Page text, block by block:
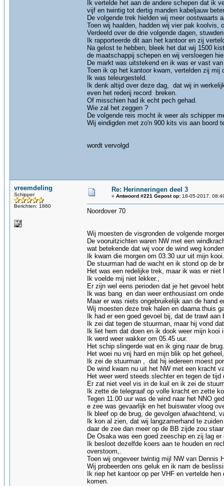
Ik vertelde het aan de andere schepen dat ik
vijf en twintig tot dertig manden kabeljauw
De volgende trek hielden wij meer oostwaarts
Toen wij haalden, hadden wij vier pak koolvis,
Verdeeld over de drie volgende dagen,
Ik rapporteerde dit aan het kantoor en zij
Na gelost te hebben, bleek het dat wij 1500
de maatschappij schepen en wij versloegen
De markt was uitstekend en ik was er vast
Toen ik op het kantoor kwam, vertelden zij mij
Ik was teleurgesteld.
Ik denk altijd over deze dag, dat wij in
even het rederij record breken.
Of misschien had ik echt pech gehad.
Wie zal het zeggen ?
De volgende reis mocht ik weer als schipper
Wij eindigden met zo'n 900 kits vis aan boord
wordt vervolgd
vreemdeling
Schipper
Berichten: 1860
Re: Herinneringen deel 3
« Antwoord #221 Gepost op: 18-05-2017,
Noordover 70
Wij moesten de visgronden de volgende
De vooruitzichten waren NW met een
wat betekende dat wij voor de wind weg
Ik kwam die morgen om 03.30 uur uit mijn kooi.
De stuurman had de wacht en ik stond op de
Het was een redelijke trek, maar ik was er niet
Ik voelde mij niet lekker.,
Er zijn wel eens perioden dat je het gevoel
Ik was bang en dan weer enthousiast om
Maar er was niets ongebruikelijk aan de hand
Wij moesten deze trek halen en daarna thuis
Ik had er een goed gevoel bij, dat de trawl
Ik zei dat tegen de stuurman, maar hij vond
Ik liet hem dat doen en ik dook weer mijn kooi
Ik werd weer wakker om 05.45 uur.
Het schip slingerde wat en ik ging naar de brug.
Het woei nu vrij hard en mijn blik op het
Ik zei de stuurman , dat hij iedereen moest
De wind kwam nu uit het NW met een kracht
Het weer werd steeds slechter en tegen de
Er zat niet veel vis in de kuil en ik zei de
Ik zette de telegraaf op volle kracht en zette
Tegen 11.00 uur was de wind naar het NNO
e zee was gevaarlijk en het buiswater vloog
Ik bleef op de brug, de gevolgen afwachtend,
Ik kon al zien, dat wij langzamerhand te
daar de zee dan meer op de BB zijde zou
De Osaka was een goed zeeschip en zij lag
Ik besloot dezelfde koers aan te houden en
overstoom,.
Toen wij ongeveer twintig mijl NW van Dennis
Wij probeerden ons geluk en ik nam de
Ik riep het kantoor op per VHF en vertelde
komen.